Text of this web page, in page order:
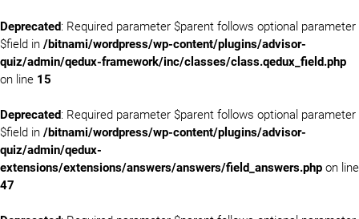
Deprecated: Required parameter $parent follows optional parameter
$field in /bitnami/wordpress/wp-content/plugins/advisor-
quiz/admin/qedux-framework/inc/classes/class.qedux_field.php
on line 15
Deprecated: Required parameter $parent follows optional parameter
$field in /bitnami/wordpress/wp-content/plugins/advisor-
quiz/admin/qedux-
extensions/extensions/answers/answers/field_answers.php on line
47